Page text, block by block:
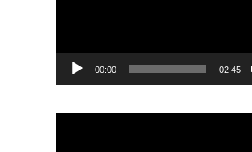
00:00 02:45